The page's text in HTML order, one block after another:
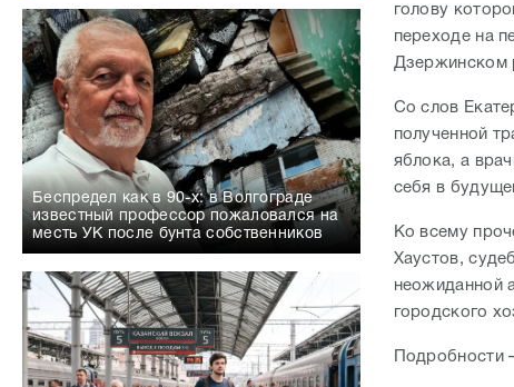
Беспредел как в 90-х: в Волгограде
известный профессор пожаловался на
месть УК после бунта собственников
голову
переходе на
Дзержинском
Со слов
полученной
яблока, а
себя в
Ко всему
Хаустов,
неожиданной
городского
Подробности